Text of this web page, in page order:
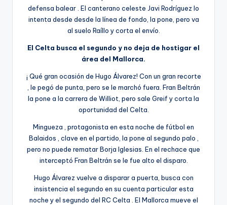
defensa balear . El canterano celeste Javi Rodríguez lo
intenta desde desde la línea de fondo, la pone, pero va
al suelo Raíllo y corta el envío.
El Celta busca el segundo y no deja de hostigar el
área del Mallorca.
¡ Qué gran ocasión de Hugo Álvarez! Con un gran recorte
, le pegó de punta, pero se le marchó fuera. Fran Beltrán
la pone a la carrera de Williot, pero sale Greif y corta la
oportunidad del Celta.
Mingueza , protagonista en esta noche de fútbol en
Balaidos , clave en el partido, la pone al segundo palo ,
pero no puede rematar Borja Iglesias. En el rechace que
interceptó Fran Beltrán se le fue alto el disparo.
Hugo Álvarez vuelve a disparar a puerta, busca con
insistencia el segundo en su cuenta particular esta
noche y el segundo del RC Celta . El Mallorca mueve el